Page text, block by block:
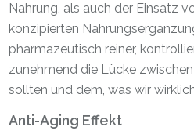
Nahrung, als auch der Einsatz
konzipierten
pharmazeutisch reiner,
zunehmend die Lücke
sollten und dem, was wir
Anti-Aging Effekt